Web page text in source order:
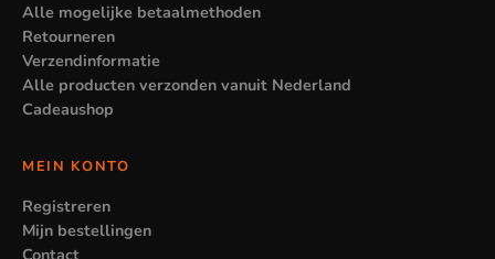
Alle mogelijke betaalmethoden
Retourneren
Verzendinformatie
Alle producten verzonden vanuit Nederland
Cadeaushop
MEIN KONTO
Registreren
Mijn bestellingen
Contact